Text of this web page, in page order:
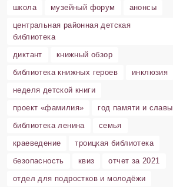
школа
музейный форум
анонсы
центральная районная детская
библиотека
диктант
книжный обзор
библиотека книжных героев
инклюзия
неделя детской книги
проект «фамилия»
год памяти и славы
библиотека ленина
семья
краеведение
троицкая библиотека
безопасность
квиз
отчет за 2021
отдел для подростков и молодёжи